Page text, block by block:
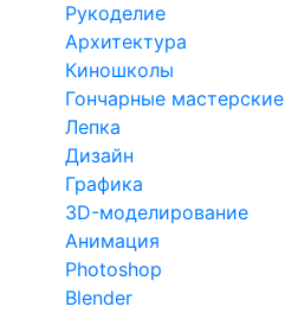
Рукоделие
Архитектура
Киношколы
Гончарные мастерские
Лепка
Дизайн
Графика
3D-моделирование
Анимация
Photoshop
Blender